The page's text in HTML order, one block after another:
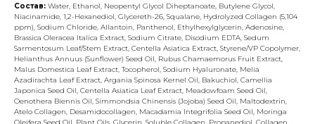
Состав: Water, Ethanol, Neopentyl Glycol Diheptanoate, Butylene Glycol,
Niacinamide, 1,2-Hexanediol, Glycereth-26, Squalane, Hydrolyzed Collagen (5,104
ppm), Sodium Chloride, Allantoin, Panthenol, Ethylhexylglycerin, Adenosine,
Brassica Oleracea Italica Extract, Sodium Citrate, Disodium EDTA, Sedum
Sarmentosum Leaf/Stem Extract, Centella Asiatica Extract, Styrene/VP Copolymer,
Helianthus Annuus (Sunflower) Seed Oil, Rubus Chamaemorus Fruit Extract,
Malus Domestica Leaf Extract, Tocopherol, Sodium Hyaluronate, Melia
Azadirachta Leaf Extract, Argania Spinosa Kernel Oil, Bakuchiol, Camellia
Japonica Seed Oil, Centella Asiatica Leaf Extract, Meadowfoam Seed Oil,
Oenothera Biennis Oil, Simmondsia Chinensis (Jojoba) Seed Oil, Maltodextrin,
Atelo Collagen, Desamidocollagen, Macadamia Integrifolia Seed Oil, Moringa